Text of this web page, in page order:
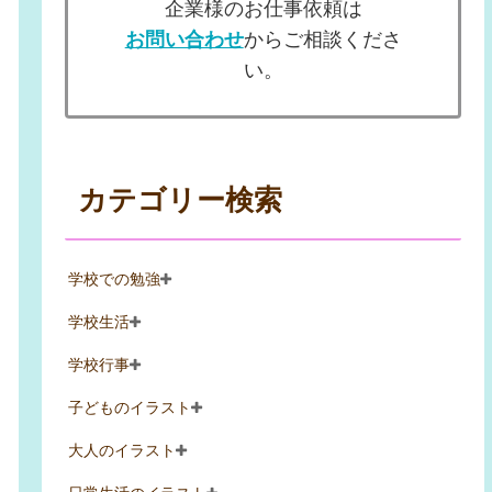
企業様のお仕事依頼は
お問い合わせからご相談くださ
い。
カテゴリー検索
学校での勉強
学校生活
学校行事
子どものイラスト
大人のイラスト